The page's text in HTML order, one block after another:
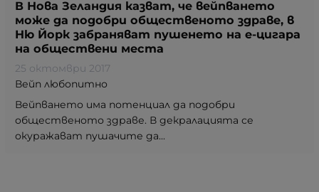
В Нова Зеландия казват, че вейпването
може да подобри общественото здраве, в
Ню Йорк забраняват пушенето на е-цигара
на обществени места
25 октомври 2017
Вейп любопитно
Вейпването има потенциал да подобри
общественото здраве. В декралацията се
окуражават пушачите да...